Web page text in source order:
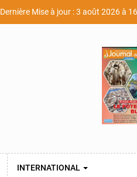
Dernière Mise à jour : 3 août 2026 à
INTERNATIONAL